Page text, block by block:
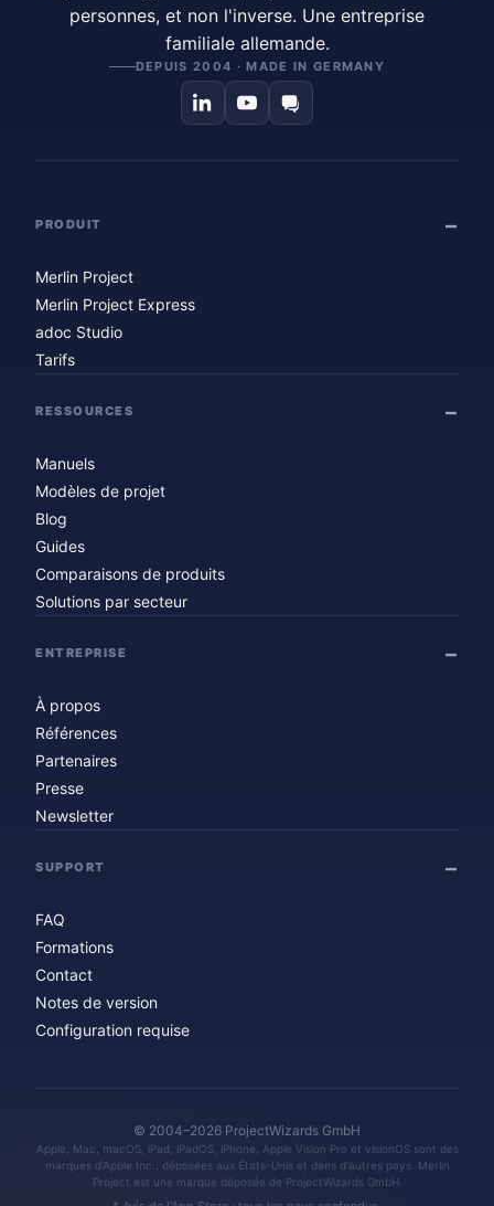
personnes, et non l'inverse. Une entreprise
familiale allemande.
DEPUIS 2004 · MADE IN GERMANY
PRODUIT
Merlin Project
Merlin Project Express
adoc Studio
Tarifs
RESSOURCES
Manuels
Modèles de projet
Blog
Guides
Comparaisons de produits
Solutions par secteur
ENTREPRISE
À propos
Références
Partenaires
Presse
Newsletter
SUPPORT
FAQ
Formations
Contact
Notes de version
Configuration requise
© 2004–2026 ProjectWizards GmbH
Apple, Mac, macOS, iPad, iPadOS, iPhone, Apple Vision Pro et visionOS sont des
marques d'Apple Inc., déposées aux États-Unis et dans d'autres pays. Merlin
Project est une marque déposée de ProjectWizards GmbH.